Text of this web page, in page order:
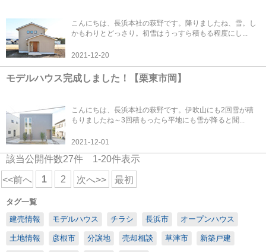
こんにちは、長浜本社の萩野です。降りましたね、雪。し
かもわりとどっさり。初雪はうっすら積もる程度にし...
2021-12-20
モデルハウス完成しました！【栗東市岡】
こんにちは、長浜本社の萩野です。伊吹山にも2回雪が積
もりましたね～3回積もったら平地にも雪が降ると聞...
2021-12-01
該当公開件数27件 1-20件表示
<<前へ 1 2 次へ>> 最初
タグ一覧
建売情報
モデルハウス チラシ 長浜市 オープンハウス
土地情報 彦根市 分譲地 売却相談 草津市 新築戸建